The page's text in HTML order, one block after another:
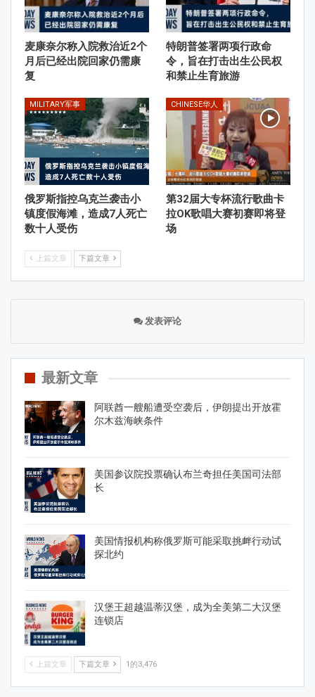
麦康奈尔称入院救治近2个
月后已经出院回家仍需康
复
特朗普签署两项行政命
令，旨在打击出生公民权
和禁止生育旅游
MILITARY军事
俄罗斯指控乌克兰袭击小
镇度假海滩，造成7人死亡
数十人受伤
CHINESE华人
第32届大专杯流行歌曲卡
拉OK歌唱大赛初赛即将登
场
上篇文章 下篇文章
发表评论
最新文章
阿联酋一艘船遭受空袭后，伊朗提出开放霍
尔木兹海峡条件
美国参议院投票确认布兰奇担任美国司法部
长
美国情报机构称俄罗斯可能采取挑衅行动试
探北约
汉堡王超越温蒂汉堡，成为全美第二大汉堡
连锁店
上篇文章 下篇文章 1的3,476